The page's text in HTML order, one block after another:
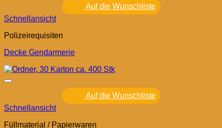
Auf die Wunschliste
Schnellansicht
Polizeirequisiten
Decke Gendarmerie
Auf die Wunschliste
Schnellansicht
Füllmaterial / Papierwaren